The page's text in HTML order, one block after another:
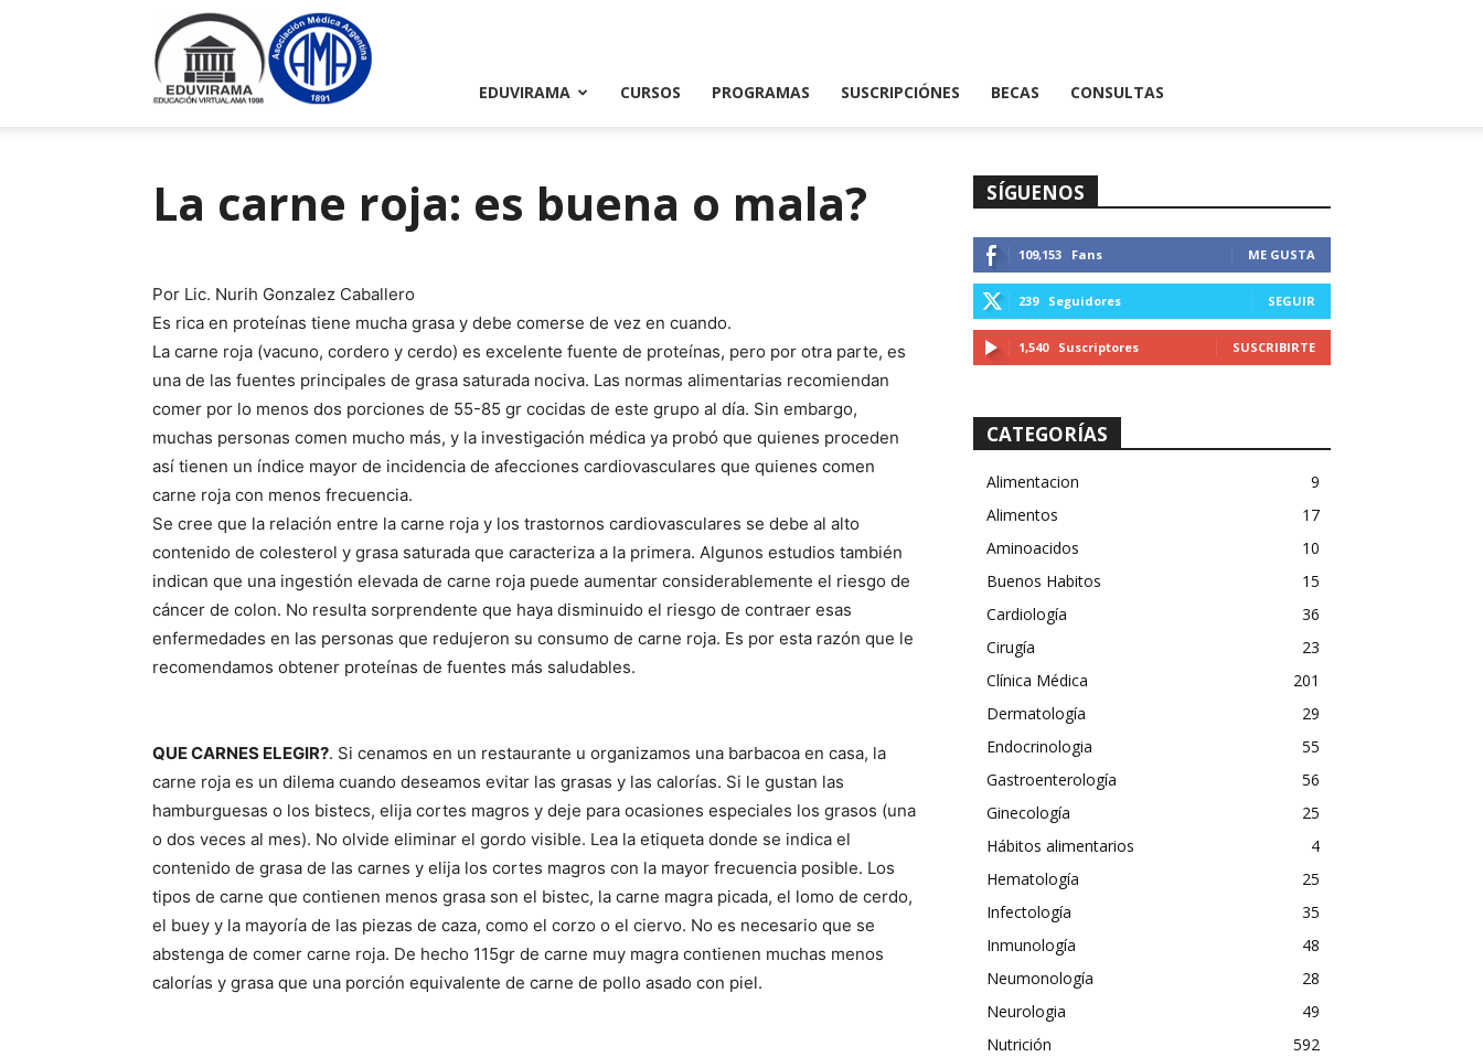
Eduvirama
EDUVIRAMA CURSOS PROGRAMAS SUSCRIPCIÓNES BECAS CONSULTAS
La carne roja: es buena o mala?
Por Lic. Nurih Gonzalez Caballero
Es rica en proteínas tiene mucha grasa y debe comerse de vez en cuando.
La carne roja (vacuno, cordero y cerdo) es excelente fuente de proteínas, pero por otra parte, es
una de las fuentes principales de grasa saturada nociva. Las normas alimentarias recomiendan
comer por lo menos dos porciones de 55-85 gr cocidas de este grupo al día. Sin embargo,
muchas personas comen mucho más, y la investigación médica ya probó que quienes proceden
así tienen un índice mayor de incidencia de afecciones cardiovasculares que quienes comen
carne roja con menos frecuencia.
Se cree que la relación entre la carne roja y los trastornos cardiovasculares se debe al alto
contenido de colesterol y grasa saturada que caracteriza a la primera. Algunos estudios también
indican que una ingestión elevada de carne roja puede aumentar considerablemente el riesgo de
cáncer de colon. No resulta sorprendente que haya disminuido el riesgo de contraer esas
enfermedades en las personas que redujeron su consumo de carne roja. Es por esta razón que le
recomendamos obtener proteínas de fuentes más saludables.
QUE CARNES ELEGIR?. Si cenamos en un restaurante u organizamos una barbacoa en casa, la
carne roja es un dilema cuando deseamos evitar las grasas y las calorías. Si le gustan las
hamburguesas o los bistecs, elija cortes magros y deje para ocasiones especiales los grasos (una
o dos veces al mes). No olvide eliminar el gordo visible. Lea la etiqueta donde se indica el
contenido de grasa de las carnes y elija los cortes magros con la mayor frecuencia posible. Los
tipos de carne que contienen menos grasa son el bistec, la carne magra picada, el lomo de cerdo,
el buey y la mayoría de las piezas de caza, como el corzo o el ciervo. No es necesario que se
abstenga de comer carne roja. De hecho 115gr de carne muy magra contienen muchas menos
calorías y grasa que una porción equivalente de carne de pollo asado con piel.
SÍGUENOS
109,153 Fans ME GUSTA
239 Seguidores SEGUIR
1,540 Suscriptores SUSCRIBIRTE
CATEGORÍAS
Alimentacion
9
Alimentos
17
Aminoacidos
10
Buenos Habitos
15
Cardiología
36
Cirugía
23
Clínica Médica
201
Dermatología
29
Endocrinologia
55
Gastroenterología
56
Ginecología
25
Hábitos alimentarios
4
Hematología
25
Infectología
35
Inmunología
48
Neumonología
28
Neurologia
49
Nutrición
592